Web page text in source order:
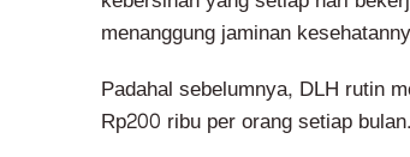
menanggung jaminan
Padahal sebelumnya, DLH rutin
Rp200 ribu per orang setiap bulan.